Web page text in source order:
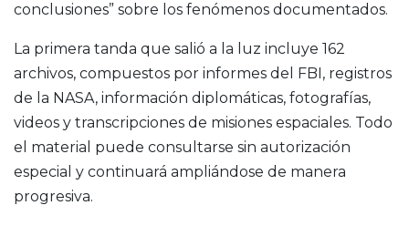
conclusiones” sobre los fenómenos documentados.
La primera tanda que salió a la luz incluye 162
archivos, compuestos por informes del FBI, registros
de la NASA, información diplomáticas, fotografías,
videos y transcripciones de misiones espaciales. Todo
el material puede consultarse sin autorización
especial y continuará ampliándose de manera
progresiva.